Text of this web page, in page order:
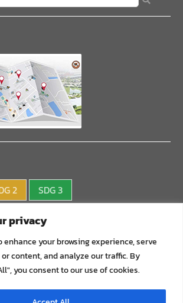
privacy
enhance your browsing experience, serve
content, and analyze our traffic. By
you consent to our use of cookies.
2
SDG 3
8
SDG 9
SDG12
SDG15